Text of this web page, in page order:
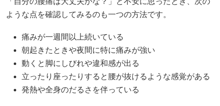
ような点を確認してみるのも一つの方法です。
痛みが一週間以上続いている
朝起きたときや夜間に特に痛みが強い
動くと脚にしびれや違和感が出る
立ったり座ったりすると腰が抜けるような感覚がある
発熱や全身のだるさを伴っている